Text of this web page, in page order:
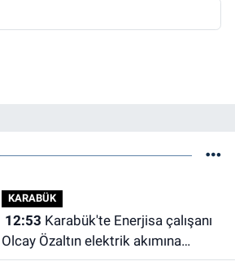
KARABÜK
12:53
Olcay Özaltın elektrik akımına
kapılarak hayatını kaybetti.